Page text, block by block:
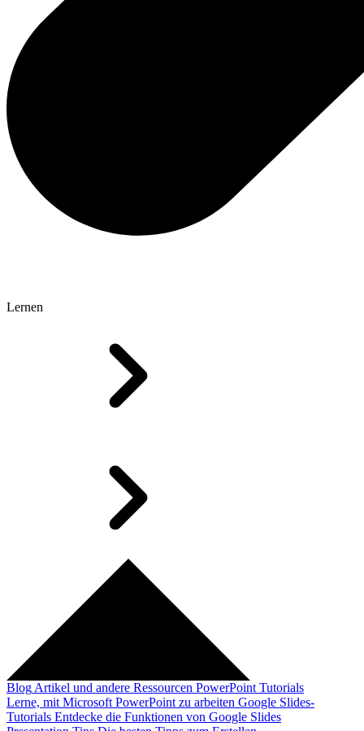
Lernen
Blog Artikel und andere Ressourcen PowerPoint Tutorials
Lerne, mit Microsoft PowerPoint zu arbeiten Google Slides-
Tutorials Entdecke die Funktionen von Google Slides